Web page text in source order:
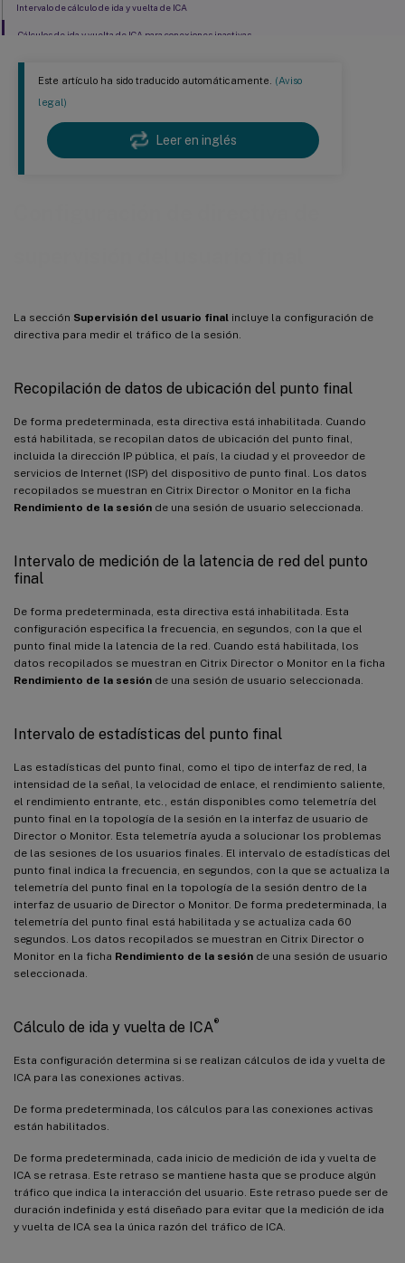
Este artículo ha sido traducido automáticamente. (Aviso
legal)
Leer en inglés
La sección Supervisión del usuario final incluye la configuración de
directiva para medir el tráfico de la sesión.
Recopilación de datos de ubicación del punto final
De forma predeterminada, esta directiva está inhabilitada. Cuando
está habilitada, se recopilan datos de ubicación del punto final,
incluida la dirección IP pública, el país, la ciudad y el proveedor de
servicios de Internet (ISP) del dispositivo de punto final. Los datos
recopilados se muestran en Citrix Director o Monitor en la ficha
Rendimiento de la sesión de una sesión de usuario seleccionada.
Intervalo de medición de la latencia de red del punto
final
De forma predeterminada, esta directiva está inhabilitada. Esta
configuración especifica la frecuencia, en segundos, con la que el
punto final mide la latencia de la red. Cuando está habilitada, los
datos recopilados se muestran en Citrix Director o Monitor en la ficha
Rendimiento de la sesión de una sesión de usuario seleccionada.
Intervalo de estadísticas del punto final
Las estadísticas del punto final, como el tipo de interfaz de red, la
intensidad de la señal, la velocidad de enlace, el rendimiento saliente,
el rendimiento entrante, etc., están disponibles como telemetría del
punto final en la topología de la sesión en la interfaz de usuario de
Director o Monitor. Esta telemetría ayuda a solucionar los problemas
de las sesiones de los usuarios finales. El intervalo de estadísticas del
punto final indica la frecuencia, en segundos, con la que se actualiza la
telemetría del punto final en la topología de la sesión dentro de la
interfaz de usuario de Director o Monitor. De forma predeterminada, la
telemetría del punto final está habilitada y se actualiza cada 60
segundos. Los datos recopilados se muestran en Citrix Director o
Monitor en la ficha Rendimiento de la sesión de una sesión de usuario
seleccionada.
Cálculo de ida y vuelta de ICA®
Esta configuración determina si se realizan cálculos de ida y vuelta de
ICA para las conexiones activas.
De forma predeterminada, los cálculos para las conexiones activas
están habilitados.
De forma predeterminada, cada inicio de medición de ida y vuelta de
ICA se retrasa. Este retraso se mantiene hasta que se produce algún
tráfico que indica la interacción del usuario. Este retraso puede ser de
duración indefinida y está diseñado para evitar que la medición de ida
y vuelta de ICA sea la única razón del tráfico de ICA.
Intervalo de cálculo de ida y vuelta de ICA
Cálculos de ida y vuelta de ICA para conexiones inactivas